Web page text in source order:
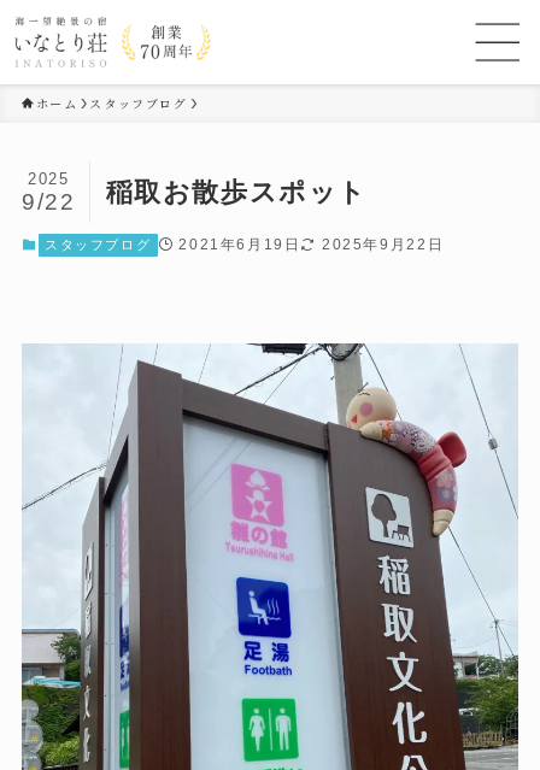
ホーム スタッフブログ
稲取お散歩スポット
2025
9/22
スタッフブログ 2021年6月19日 2025年9月22日